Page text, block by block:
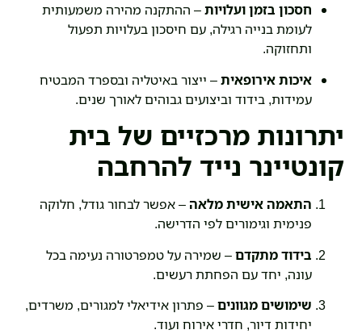
חסכון בזמן ועלויות– ההתקנה מהירה משמעותית
לעומת בנייה רגילה, עם חיסכון בעלויות תפעול
ותחזוקה.
איכות אירופאית– ייצור באיטליה ובספרד המבטיח
עמידות, בידוד וביצועים גבוהים לאורך שנים.
יתרונות מרכזיים של בית
קונטיינר נייד להרחבה
התאמה אישית מלאה– אפשר לבחור גודל, חלוקה
פנימית וגימורים לפי הדרישה.
בידוד מתקדם– שמירה על טמפרטורה נעימה בכל
עונה, יחד עם הפחתת רעשים.
שימושים מגוונים– פתרון אידיאלי למגורים, משרדים,
יחידות דיור, חדרי אירוח ועוד.